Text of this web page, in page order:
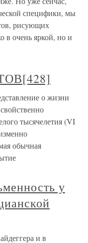
специфики, мы
рисующих
в очень яркой, но и
о жизни
тысячелетия (VI
обычная
у
и в